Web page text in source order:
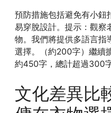
預防措施包括避免有小鈕
易穿脫設計。提示：觀察
物。我們將提供多語言指
選擇。（約200字）繼續
約450字，總計超過300字
文化差異比